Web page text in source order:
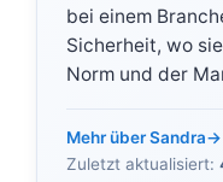
bei einem
Sicherheit, wo
Norm und der
Mehr über Sandra→
Zuletzt aktualisiert: